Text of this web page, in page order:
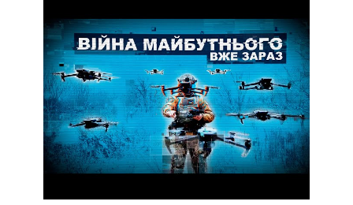
ВСЕ ОБЕЩАНИЯ
АРХИВНЫЕ ОБЕЩАНИЯ